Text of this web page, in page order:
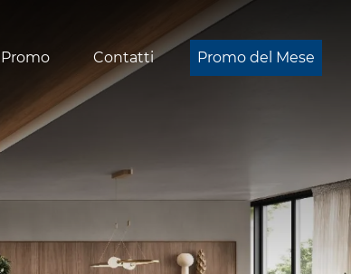
Promo Contatti Promo del Mese